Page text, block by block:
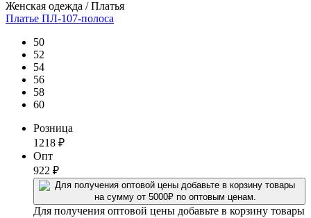
Женская одежда / Платья
Платье ПЛ-107-полоса
50
52
54
56
58
60
Розница
1218 ₽
Опт
922 ₽
Для получения оптовой цены добавьте в корзину товары